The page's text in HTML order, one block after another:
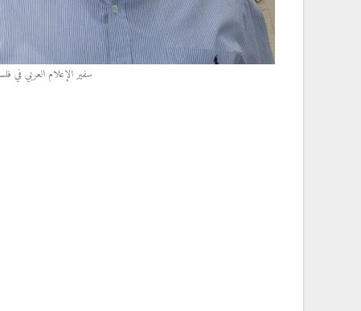
سفير الإعلام العربي في